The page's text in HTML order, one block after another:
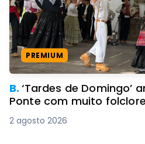
PREMIUM
B.‘Tardes de Domingo’
Ponte com muito folclore
2 agosto 2026